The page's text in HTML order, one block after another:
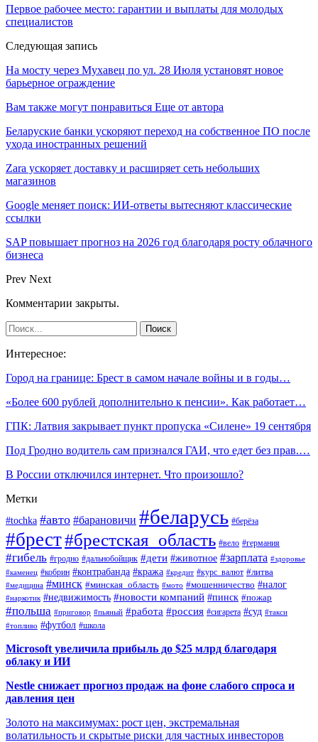
Первое рабочее место: гарантии и выплаты для молодых
специалистов
Следующая запись
На мосту через Мухавец по ул. 28 Июля установят новое
барьерное ограждение
Вам также могут понравиться Еще от автора
Беларуские банки ускоряют переход на собственное ПО после
ухода иностранных решений
Zara ускоряет доставку и расширяет сеть небольших
магазинов
Google меняет поиск: ИИ-ответы вытесняют классические
ссылки
SAP повышает прогноз на 2026 год благодаря росту облачного
бизнеса
Prev Next
Комментарии закрыты.
Интересное:
Город на границе: Брест в самом начале войны и в годы…
«Более 600 рублей дополнительно к пенсии». Как работает…
ГПК: Латвия закрывает пункт пропуска «Силене» 19 сентября
Под Гродно водитель сам признался ГАИ, что едет без прав.…
В России отключился интернет. Что произошло?
Метки
#tochka #авто #барановичи #беларусь #берёза
#брест#брестская_область #вело #германия
#гибель #гродно #дальнобойщик #дети #животное #зарплата #здоровье
#каменец #кобрин #контрабанда #кража #кредит #курс_валют #литва
#медицина #минск #минская_область #мото #мошенничество #налог
#наркотик #недвижимость #новости компаний #пинск #пожар
#польша #приговор #пьяный #работа #россия #сигарета #суд #такси
#топливо #футбол #школа
Microsoft увеличила прибыль до $25 млрд благодаря
облаку и ИИ
Nestle снижает прогноз продаж на фоне слабого спроса и
давления цен
Золото на максимумах: рост цен, экстремальная
волатильность и скрытые риски для частных инвесторов